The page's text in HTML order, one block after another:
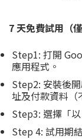
7 天免費試用（
Step1: 打開
應用程式。
Step2: 安裝後
址及付款資料（
Step3: 選擇「
Step 4: 試用期